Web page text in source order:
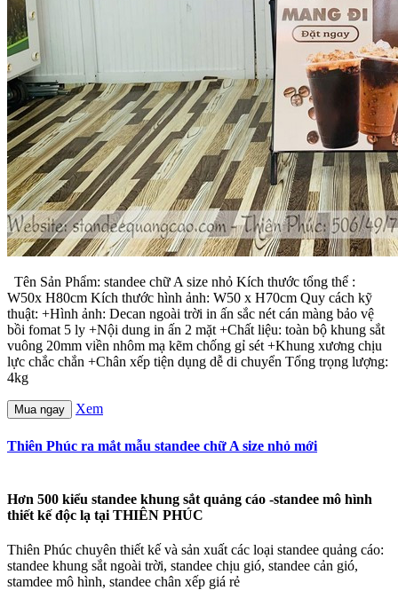
Tên Sản Phẩm: standee chữ A size nhỏ Kích thước tổng thể :
W50x H80cm Kích thước hình ảnh: W50 x H70cm Quy cách kỹ
thuật: +Hình ảnh: Decan ngoài trời in ấn sắc nét cán màng bảo vệ
bồi fomat 5 ly +Nội dung in ấn 2 mặt +Chất liệu: toàn bộ khung sắt
vuông 20mm viền nhôm mạ kẽm chống gỉ sét +Khung xương chịu
lực chắc chắn +Chân xếp tiện dụng dễ di chuyển Tổng trọng lượng:
4kg
Mua ngay Xem
Thiên Phúc ra mắt mẫu standee chữ A size nhỏ mới
Hơn 500 kiểu standee khung sắt quảng cáo -standee mô hình
thiết kế độc lạ tại THIÊN PHÚC
Thiên Phúc chuyên thiết kế và sản xuất các loại standee quảng cáo:
standee khung sắt ngoài trời, standee chịu gió, standee cản gió,
stamdee mô hình, standee chân xếp giá rẻ